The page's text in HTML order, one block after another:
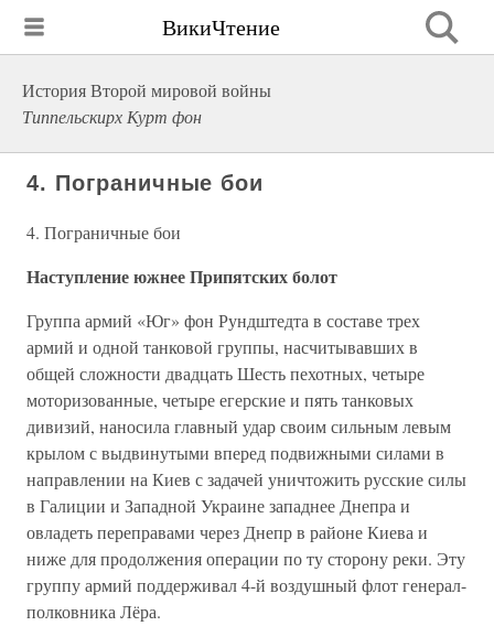
ВикиЧтение
История Второй мировой войны
Типпельскирх Курт фон
4. Пограничные бои
4. Пограничные бои
Наступление южнее Припятских болот
Группа армий «Юг» фон Рундштедта в составе трех
армий и одной танковой группы, насчитывавших в
общей сложности двадцать Шесть пехотных, четыре
моторизованные, четыре егерские и пять танковых
дивизий, наносила главный удар своим сильным левым
крылом с выдвинутыми вперед подвижными силами в
направлении на Киев с задачей уничтожить русские силы
в Галиции и Западной Украине западнее Днепра и
овладеть переправами через Днепр в районе Киева и
ниже для продолжения операции по ту сторону реки. Эту
группу армий поддерживал 4-й воздушный флот генерал-
полковника Лёра.